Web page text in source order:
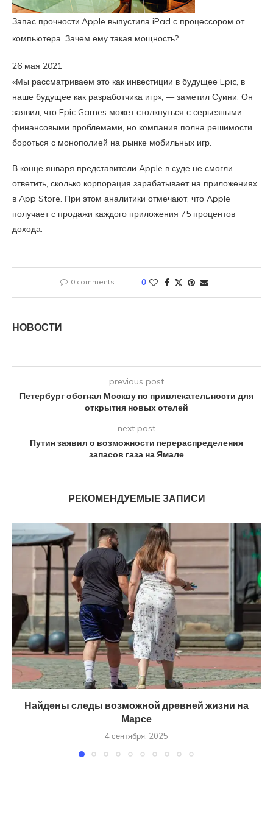
Запас прочности.Apple выпустила iPad с процессором от
компьютера. Зачем ему такая мощность?
26 мая 2021
«Мы рассматриваем это как инвестиции в будущее Epic, в
наше будущее как разработчика игр», — заметил Суини. Он
заявил, что Epic Games может столкнуться с серьезными
финансовыми проблемами, но компания полна решимости
бороться с монополией на рынке мобильных игр.
В конце января представители Apple в суде не смогли
ответить, сколько корпорация зарабатывает на приложениях
в App Store. При этом аналитики отмечают, что Apple
получает с продажи каждого приложения 75 процентов
дохода.
0 comments 0
НОВОСТИ
previous post
Петербург обогнал Москву по привлекательности для
открытия новых отелей
next post
Путин заявил о возможности перераспределения
запасов газа на Ямале
РЕКОМЕНДУЕМЫЕ ЗАПИСИ
Найдены следы возможной древней жизни на
Марсе
4 сентября, 2025